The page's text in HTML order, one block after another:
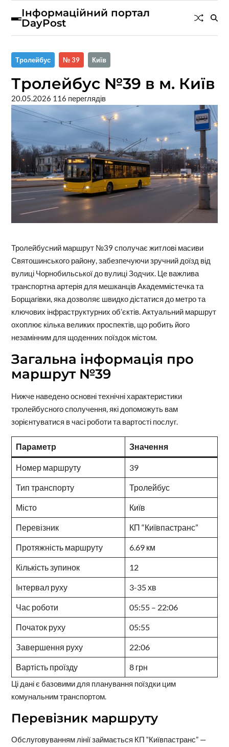
Інформаційний портал
DayPost
Тролейбус № 39 Київ
Тролейбус №39 в м. Київ
20.05.2026 116 переглядів
Тролейбусний маршрут №39 сполучає житлові масиви
Святошинського району, забезпечуючи зручний доїзд від
вулиці Чорнобильської до вулиці Зодчих. Це важлива
транспортна артерія для мешканців Академмістечка та
Борщагівки, яка дозволяє швидко дістатися до метро та
ключових інфраструктурних об’єктів. Актуальний маршрут
охоплює кілька великих проспектів, що робить його
незамінним для щоденних поїздок містом.
Загальна інформація про
маршрут №39
Нижче наведено основні технічні характеристики
тролейбусного сполучення, які допоможуть вам
зорієнтуватися в часі роботи та вартості послуг.
Параметр Значення
Номер маршруту 39
Тип транспорту Тролейбус
Місто Київ
Перевізник КП “Київпастранс”
Протяжність маршруту 6.69 км
Кількість зупинок 12
Інтервал руху 3-35 хв
Час роботи 05:55 – 22:06
Початок руху 05:55
Завершення руху 22:06
Вартість проїзду 8 грн
Ці дані є базовими для планування поїздки цим
комунальним транспортом.
Перевізник маршруту
Обслуговуванням лінії займається КП “Київпастранс” —